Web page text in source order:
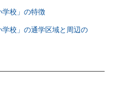
校」の特徴
校」の通学区域と周辺の